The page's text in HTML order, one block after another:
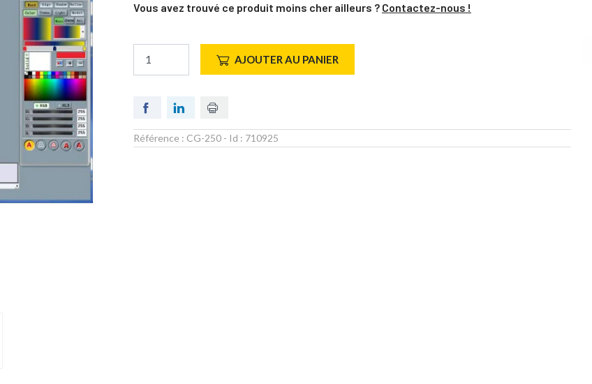
Vous avez trouvé ce produit moins cher ailleurs ? Contactez-nous !
AJOUTER AU PANIER
Référence : CG-250 - Id : 710925